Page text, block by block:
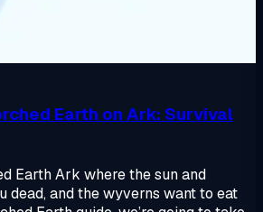
Earth on Ark: Survival
Earth Ark where the sun and
dead, and the wyverns want to eat